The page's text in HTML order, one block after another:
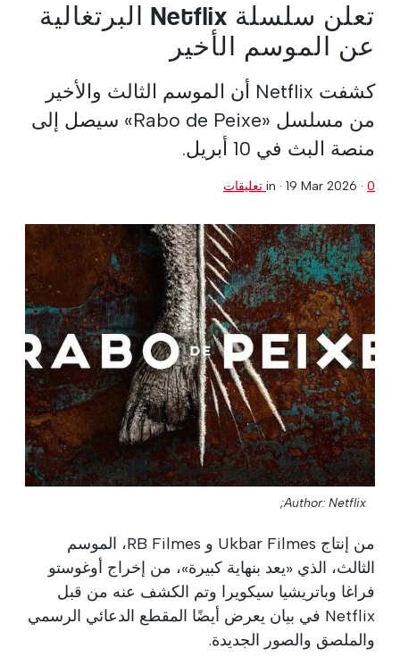
تعلن سلسلة Netflix البرتغالية
عن الموسم الأخير
كشفت Netflix أن الموسم الثالث والأخير
من مسلسل «Rabo de Peixe» سيصل إلى
منصة البث في 10 أبريل.
in · 19 Mar 2026 · 0 تعليقات
Author: Netflix;
من إنتاج Ukbar Filmes و RB Filmes، الموسم
الثالث، الذي «يعد بنهاية كبيرة»، من إخراج أوغوستو
فراغا وباتريشيا سيكويرا وتم الكشف عنه من قبل
Netflix في بيان يعرض أيضًا المقطع الدعائي الرسمي
والملصق والصور الجديدة.